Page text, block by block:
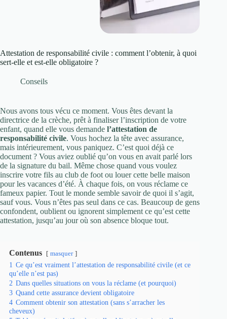
Attestation de responsabilité civile : comment l’obtenir, à quoi
sert-elle et est-elle obligatoire ?
Conseils
Nous avons tous vécu ce moment. Vous êtes devant la
directrice de la crèche, prêt à finaliser l’inscription de votre
enfant, quand elle vous demande l’attestation de
responsabilité civile. Vous hochez la tête avec assurance,
mais intérieurement, vous paniquez. C’est quoi déjà ce
document ? Vous aviez oublié qu’on vous en avait parlé lors
de la signature du bail. Même chose quand vous voulez
inscrire votre fils au club de foot ou louer cette belle maison
pour les vacances d’été. À chaque fois, on vous réclame ce
fameux papier. Tout le monde semble savoir de quoi il s’agit,
sauf vous. Vous n’êtes pas seul dans ce cas. Beaucoup de gens
confondent, oublient ou ignorent simplement ce qu’est cette
attestation, jusqu’au jour où son absence bloque tout.
Contenus masquer
1 Ce qu’est vraiment l’attestation de responsabilité civile (et ce
qu’elle n’est pas)
2 Dans quelles situations on vous la réclame (et pourquoi)
3 Quand cette assurance devient obligatoire
4 Comment obtenir son attestation (sans s’arracher les
cheveux)